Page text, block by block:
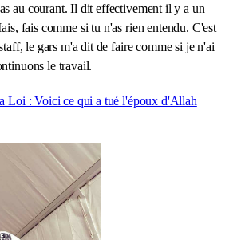
au courant. Il dit effectivement il y a un
fais comme si tu n'as rien entendu. C'est
le gars m'a dit de faire comme si je n'ai
le travail.
Loi : Voici ce qui a tué l'époux d'Allah